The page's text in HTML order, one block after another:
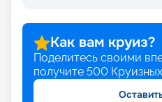
Как вам круиз?
Поделитесь своими
получите 500